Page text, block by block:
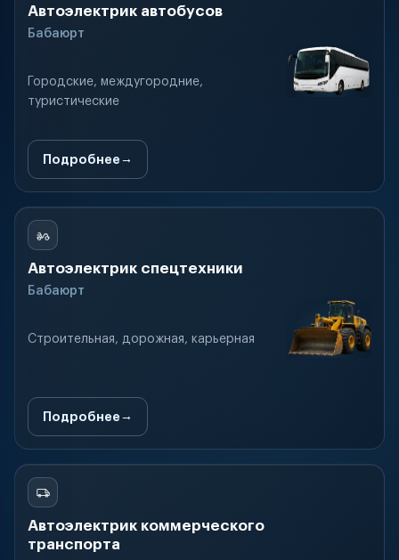
Автоэлектрик автобусов
Бабаюрт
Городские, междугородние,
туристические
Подробнее
Автоэлектрик спецтехники
Бабаюрт
Строительная, дорожная, карьерная
Подробнее
Автоэлектрик коммерческого
транспорта